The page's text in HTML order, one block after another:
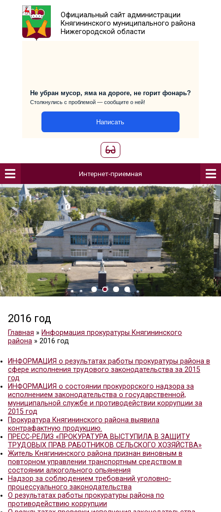
Официальный сайт
Княгининского муниципального
Не убран мусор, яма на дороге, не горит
Интернет-приемная
2016 год
Главная» Информация прокуратуры
района»2016 год
ИНФОРМАЦИЯ о результатах работы
сфере исполнения трудового законодательства
год
ИНФОРМАЦИЯ о состоянии прокурорского
исполнением законодательства о
муниципальной службе и противодействии